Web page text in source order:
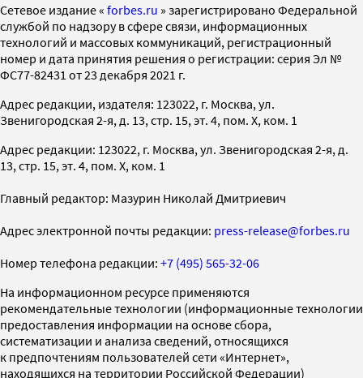
Cетевое издание « forbes.ru » зарегистрировано Федеральной
службой по надзору в сфере связи, информационных
технологий и массовых коммуникаций, регистрационный
номер и дата принятия решения о регистрации: серия Эл №
ФС77-82431 от 23 декабря 2021 г.
Адрес редакции, издателя: 123022, г. Москва, ул.
Звенигородская 2-я, д. 13, стр. 15, эт. 4, пом. X, ком. 1
Адрес редакции: 123022, г. Москва, ул. Звенигородская 2-я, д.
13, стр. 15, эт. 4, пом. X, ком. 1
Главный редактор: Мазурин Николай Дмитриевич
Адрес электронной почты редакции: press-release@forbes.ru
Номер телефона редакции: +7 (495) 565-32-06
На информационном ресурсе применяются
рекомендательные технологии (информационные технологии
предоставления информации на основе сбора,
систематизации и анализа сведений, относящихся
к предпочтениям пользователей сети «Интернет»,
находящихся на территории Российской Федерации)